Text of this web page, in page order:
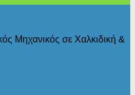
Μηχανικός σε Χαλκιδική &